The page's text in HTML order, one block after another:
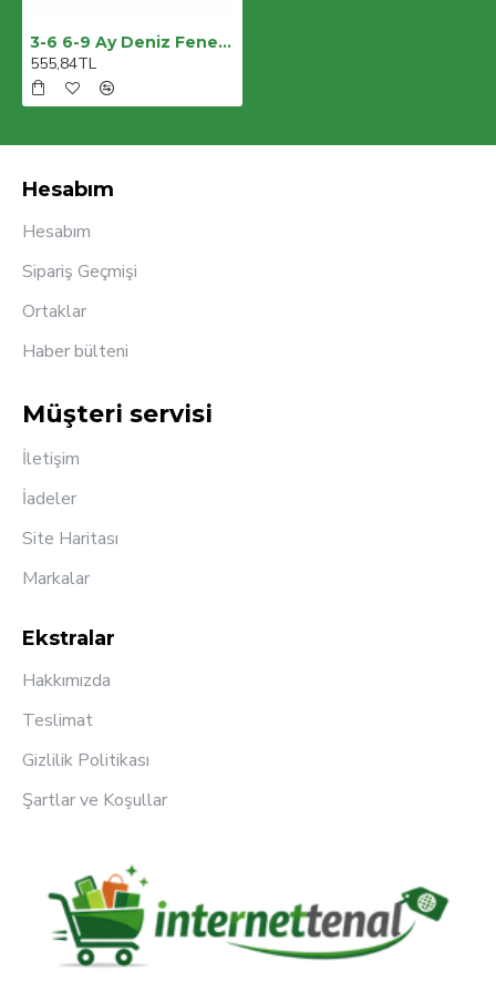
3-6 6-9 Ay Deniz Feneri Nakışlı Patikli Uzun Kollu Erkek Bebek Tulumu
555,84TL
Hesabım
Hesabım
Sipariş Geçmişi
Ortaklar
Haber bülteni
Müşteri servisi
İletişim
İadeler
Site Haritası
Markalar
Ekstralar
Hakkımızda
Teslimat
Gizlilik Politikası
Şartlar ve Koşullar